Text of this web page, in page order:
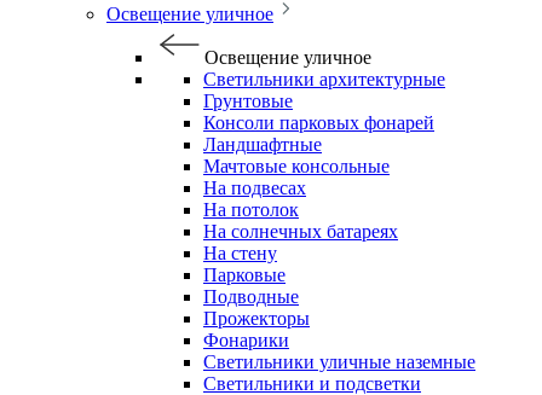
Освещение уличное
Освещение уличное
Светильники архитектурные
Грунтовые
Консоли парковых фонарей
Ландшафтные
Мачтовые консольные
На подвесах
На потолок
На солнечных батареях
На стену
Парковые
Подводные
Прожекторы
Фонарики
Светильники уличные наземные
Светильники и подсветки